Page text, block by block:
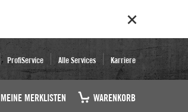
ProfiService Alle Services Karriere
MEINE MERKLISTEN WARENKORB